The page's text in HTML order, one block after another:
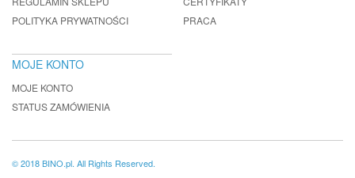
POLITYKA PRYWATNOŚCI
PRACA
MOJE KONTO
MOJE KONTO
STATUS ZAMÓWIENIA
© 2018 BINO.pl. All Rights Reserved.